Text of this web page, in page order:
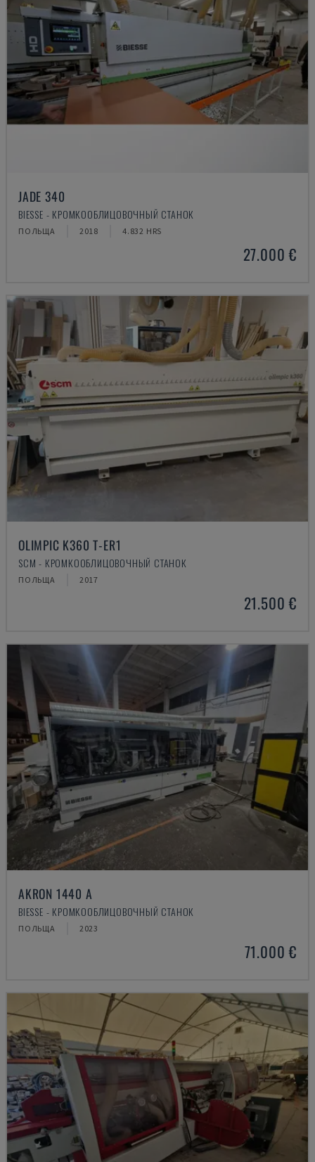
JADE 340
BIESSE - КРОМКООБЛИЦОВОЧНЫЙ СТАНОК
ПОЛЬЩА 2018 4.832 HRS
27.000 €
OLIMPIC K360 T-ER1
SCM - КРОМКООБЛИЦОВОЧНЫЙ СТАНОК
ПОЛЬЩА 2017
21.500 €
AKRON 1440 A
BIESSE - КРОМКООБЛИЦОВОЧНЫЙ СТАНОК
ПОЛЬЩА 2023
71.000 €